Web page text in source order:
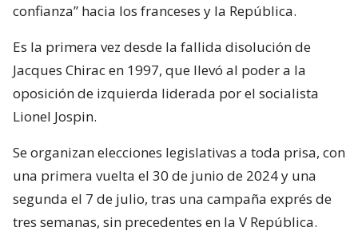
confianza” hacia los franceses y la República.
Es la primera vez desde la fallida disolución de
Jacques Chirac en 1997, que llevó al poder a la
oposición de izquierda liderada por el socialista
Lionel Jospin.
Se organizan elecciones legislativas a toda prisa, con
una primera vuelta el 30 de junio de 2024 y una
segunda el 7 de julio, tras una campaña exprés de
tres semanas, sin precedentes en la V República.